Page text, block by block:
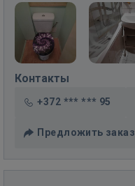
Контакты
+372 *** *** 95
Предложить заказ